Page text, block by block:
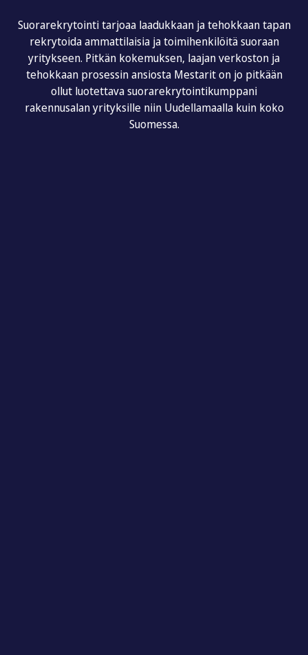
Suorarekrytointi tarjoaa laadukkaan ja tehokkaan tapan
rekrytoida ammattilaisia ja toimihenkilöitä suoraan
yritykseen. Pitkän kokemuksen, laajan verkoston ja
tehokkaan prosessin ansiosta Mestarit on jo pitkään
ollut luotettava suorarekrytointikumppani
rakennusalan yrityksille niin Uudellamaalla kuin koko
Suomessa.